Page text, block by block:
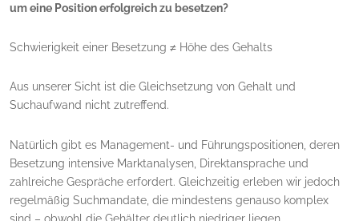
um eine Position erfolgreich zu besetzen?
Schwierigkeit einer Besetzung ≠ Höhe des Gehalts
Aus unserer Sicht ist die Gleichsetzung von Gehalt und
Suchaufwand nicht zutreffend.
Natürlich gibt es Management- und Führungspositionen, deren
Besetzung intensive Marktanalysen, Direktansprache und
zahlreiche Gespräche erfordert. Gleichzeitig erleben wir jedoch
regelmäßig Suchmandate, die mindestens genauso komplex